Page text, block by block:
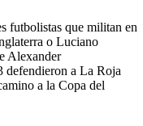
futbolistas que militan en
o Luciano
Alexander
defendieron a La Roja
a la Copa del